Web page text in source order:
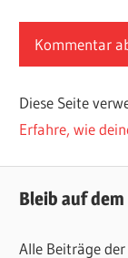
Diese Seite
Erfahre, wie
Bleib auf
Alle Beiträge